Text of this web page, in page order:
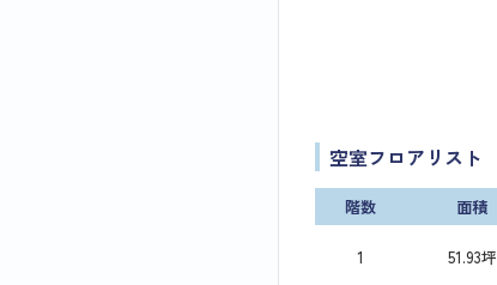
空室フロアリスト
階数 面積
1 51.93坪